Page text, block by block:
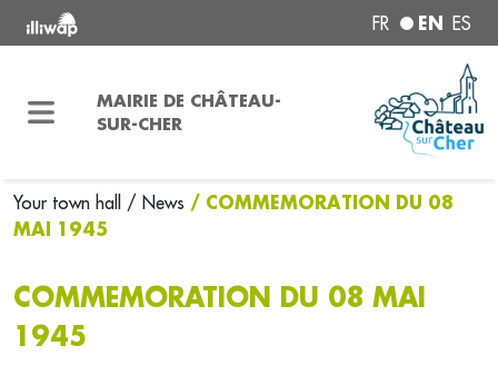
FR EN ES
MAIRIE DE CHÂTEAU-
SUR-CHER
Your town hall / News / COMMEMORATION DU 08
MAI 1945
COMMEMORATION DU 08 MAI
1945